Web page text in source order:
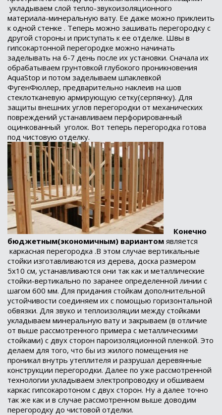
укладываем слой тепло-звукоизоляционного
материала-минеральную вату. Ее даже можно приклеить
к одной стенке . Теперь можно зашивать перегородку с
другой стороны и приступать к ее отделке. Швы в
гипсокартонной перегородке можно начинать
заделывать на 6-7 день после их установки. Сначала их
обрабатываем грунтовкой глубокого проникновения
AquaStop и потом заделываем шпаклевкой
ФугенФюллер, предварительно наклеив на шов
стеклотканевую армирующую сетку(серпянку). Для
защиты внешних углов перегородки от механических
повреждений устанавливаем перфорированный
оцинкованный уголок. Вот теперь перегородка готова
под чистовую отделку.
Конечно
бюджетным(экономичным) вариантом является
каркасная перегородка .В этом случае вертикальные
стойки изготавливаются из дерева, доска размером
5х10 см, устанавливаются они так как и металлические
стойки-вертикально по заранее определенной линии с
шагом 600 мм. Для придания стойкам дополнительной
устойчивости соединяем их с помощью горизонтальной
обвязки. Для звуко и теплоизоляции между стойками
укладываем минеральную вату и закрываем (в отличие
от выше рассмотренного примера с металлическими
стойками) с двух сторон пароизоляционной пленкой. Это
делаем для того, что бы из жилого помещения не
проникал внутрь утеплителя и разрушал деревянные
конструкции перегородки. Далее по уже рассмотренной
технологии укладываем электропроводку и обшиваем
каркас гипсокаротоном с двух сторон. Ну а далее точно
так же как и в случае рассмотренном выше доводим
перегородку до чистовой отделки.